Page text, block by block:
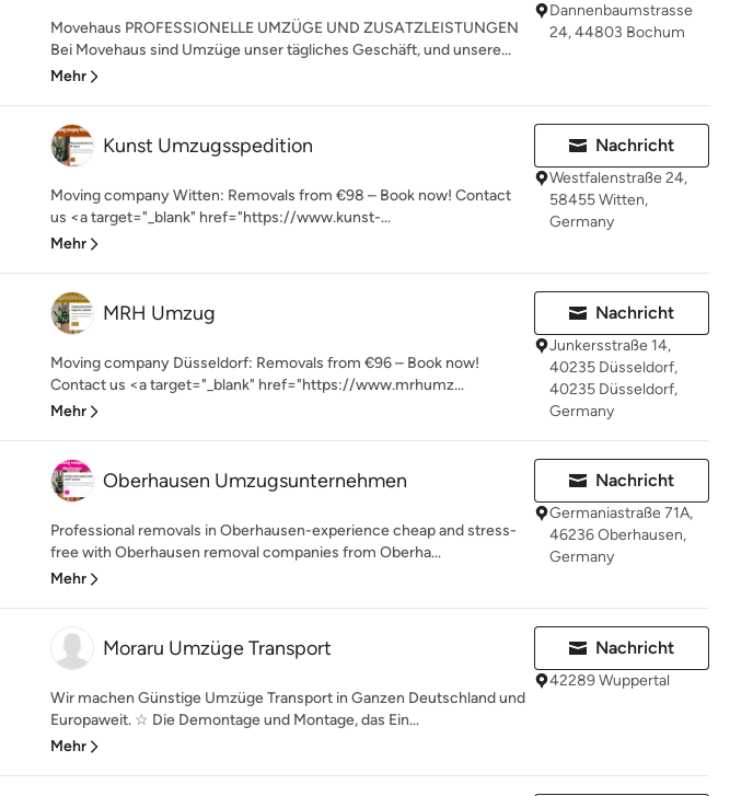
Movehaus PROFESSIONELLE UMZÜGE UND ZUSATZLEISTUNGEN
Bei Movehaus sind Umzüge unser tägliches Geschäft, und unsere...
Mehr
Dannenbaumstrasse
24, 44803 Bochum
Kunst Umzugsspedition
Moving company Witten: Removals from €98 – Book now! Contact
us <a target="_blank" href="https://www.kunst-...
Mehr
Nachricht
Westfalenstraße 24,
58455 Witten,
Germany
MRH Umzug
Moving company Düsseldorf: Removals from €96 – Book now!
Contact us <a target="_blank" href="https://www.mrhumz...
Mehr
Nachricht
Junkersstraße 14,
40235 Düsseldorf,
40235 Düsseldorf,
Germany
Oberhausen Umzugsunternehmen
Professional removals in Oberhausen-experience cheap and stress-
free with Oberhausen removal companies from Oberha...
Mehr
Nachricht
Germaniastraße 71A,
46236 Oberhausen,
Germany
Moraru Umzüge Transport
Wir machen Günstige Umzüge Transport in Ganzen Deutschland und
Europaweit. ☆ Die Demontage und Montage, das Ein...
Mehr
Nachricht
42289 Wuppertal